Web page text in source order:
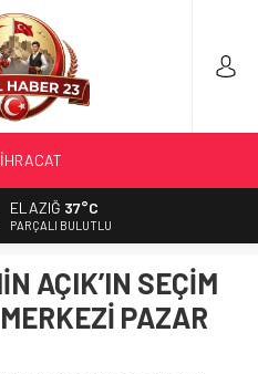
ELAZIĞ 37°C
PARÇALI BULUTLU
AÇIK’IN SEÇİM
PAZAR